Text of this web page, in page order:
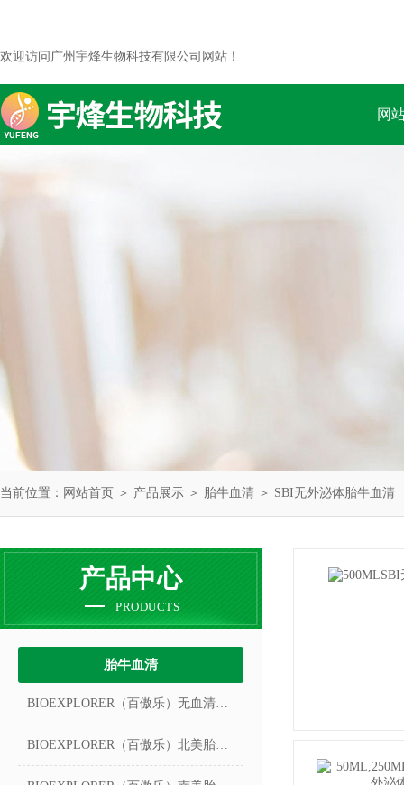
欢迎访问广州宇烽生物科技有限公司网站！
网
当前位置： 网站首页 ＞ 产品展示 ＞ 胎牛血清 ＞ SBI无外泌体胎牛血清
产品中心
PRODUCTS
胎牛血清
BIOEXPLORER（百傲乐）无血清冻存液
BIOEXPLORER（百傲乐）北美胎牛血清